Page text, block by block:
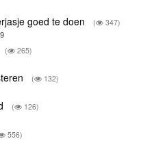
goed te doen ( 347)
( 265)
( 132)
( 126)
556)